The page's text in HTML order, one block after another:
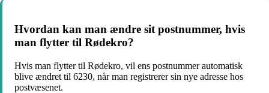
Hvordan kan man ændre sit postnummer, hvis
man flytter til Rødekro?
Hvis man flytter til Rødekro, vil ens postnummer automatisk
blive ændret til 6230, når man registrerer sin nye adresse hos
postvæsenet.